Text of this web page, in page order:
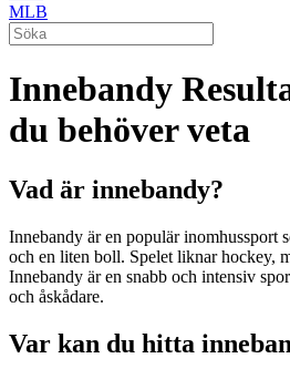
MLB
Innebandy
du behöver veta
Vad är innebandy?
Innebandy är en populär inomhussport
och en liten boll. Spelet liknar hockey,
Innebandy är en snabb och intensiv
och åskådare.
Var kan du hitta